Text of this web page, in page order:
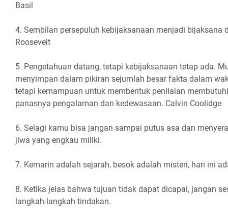
Basil
4. Sembilan persepuluh kebijaksanaan menjadi bijaksana
Roosevelt
5. Pengetahuan datang, tetapi kebijaksanaan tetap ada.
menyimpan dalam pikiran sejumlah besar fakta dalam
tetapi kemampuan untuk membentuk penilaian
panasnya pengalaman dan kedewasaan. Calvin Coolidge
6. Selagi kamu bisa jangan sampai putus asa dan
jiwa yang engkau miliki.
7. Kemarin adalah sejarah, besok adalah misteri, hari ini
8. Ketika jelas bahwa tujuan tidak dapat dicapai, jangan
langkah-langkah tindakan.